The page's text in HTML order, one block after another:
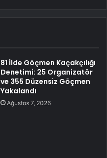
81 İlde Göçmen Kaçakçılığı
Denetimi: 25 Organizatör
ve 355 Düzensiz Göçmen
Yakalandı
Ağustos 7, 2026